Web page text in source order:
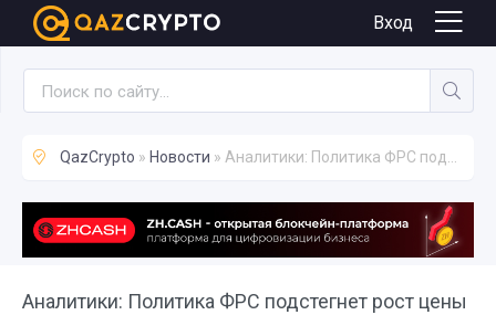
Вход
QazCrypto » Новости » Аналитики: Политика ФРС подстегнет рост цены биткоина
Аналитики: Политика ФРС подстегнет рост цены
Новости